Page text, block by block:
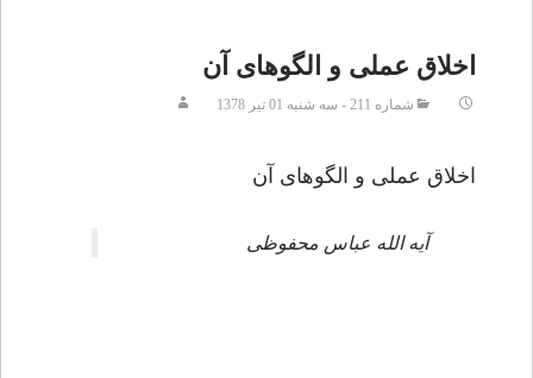
اخلاق عملى و الگوهاى آن
شماره 211 - سه شنبه 01 تير 1378
اخلاق عملى و الگوهاى آن
آيه الله عباس محفوظى